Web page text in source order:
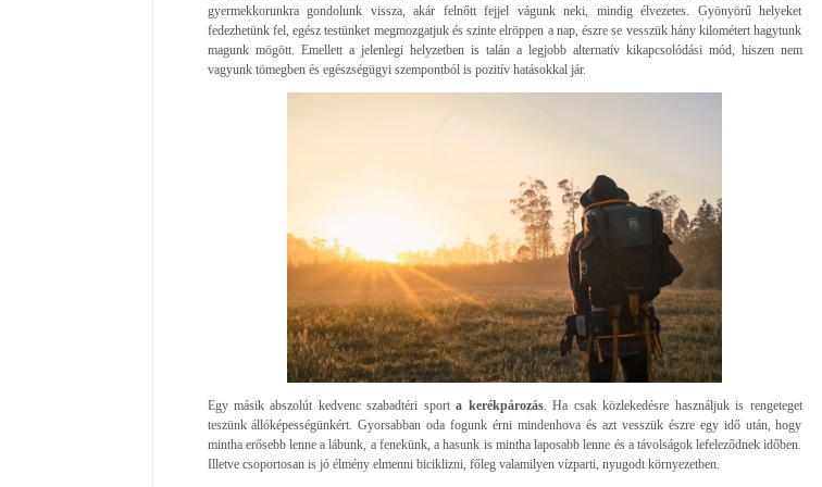
gyermekkorunkra gondolunk vissza, akár felnőtt fejjel vágunk neki, mindig élvezetes. Gyönyörű helyeket
fedezhetünk fel, egész testünket megmozgatjuk és szinte elröppen a nap, észre se vesszük hány kilométert hagytunk
magunk mögött. Emellett a jelenlegi helyzetben is talán a legjobb alternatív kikapcsolódási mód, hiszen nem
vagyunk tömegben és egészségügyi szempontból is pozitív hatásokkal jár.
Egy másik abszolút kedvenc szabadtéri sporta kerékpározás. Ha csak közlekedésre használjuk is rengeteget
teszünk állóképességünkért. Gyorsabban oda fogunk érni mindenhova és azt vesszük észre egy idő után, hogy
mintha erősebb lenne a lábunk, a fenekünk, a hasunk is mintha laposabb lenne és a távolságok lefeleződnek időben.
Illetve csoportosan is jó élmény elmenni biciklizni, főleg valamilyen vízparti, nyugodt környezetben.